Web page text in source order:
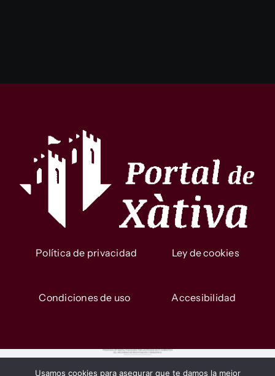
Política de privacidad Ley de cookies
Condiciones de uso Accesibilidad
Usamos cookies para asegurar que te damos la mejor